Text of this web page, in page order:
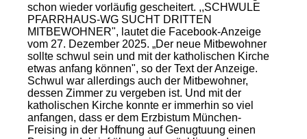
schon wieder vorläufig gescheitert. ,,SCHWULE
PFARRHAUS-WG SUCHT DRITTEN
MITBEWOHNER", lautet die Facebook-Anzeige
vom 27. Dezember 2025. „Der neue Mitbewohner
sollte schwul sein und mit der katholischen Kirche
etwas anfang können", so der Text der Anzeige.
Schwul war allerdings auch der Mitbewohner,
dessen Zimmer zu vergeben ist. Und mit der
katholischen Kirche konnte er immerhin so viel
anfangen, dass er dem Erzbistum München-
Freising in der Hoffnung auf Genugtuung einen